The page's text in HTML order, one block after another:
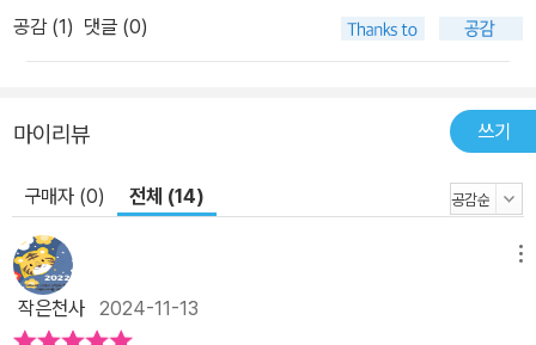
공감 (1) 댓글 (0)
마이리뷰 쓰기
구매자 (0) 전체 (14)
작은천사 2024-11-13